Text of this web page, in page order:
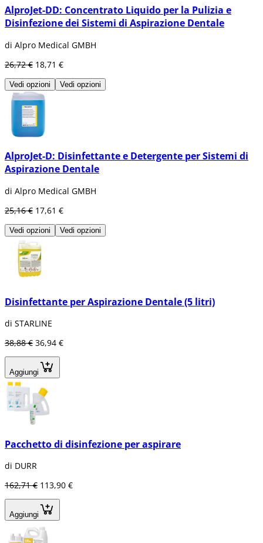
AlproJet-DD: Concentrato Liquido per la Pulizia e
Disinfezione dei Sistemi di Aspirazione Dentale
di Alpro Medical GMBH
26,72 € 18,71 €
Vedi opzioni Vedi opzioni
AlproJet-D: Disinfettante e Detergente per Sistemi di
Aspirazione Dentale
di Alpro Medical GMBH
25,16 € 17,61 €
Vedi opzioni Vedi opzioni
Disinfettante per Aspirazione Dentale (5 litri)
di STARLINE
38,88 € 36,94 €
Aggiungi
Pacchetto di disinfezione per aspirare
di DURR
162,71 € 113,90 €
Aggiungi